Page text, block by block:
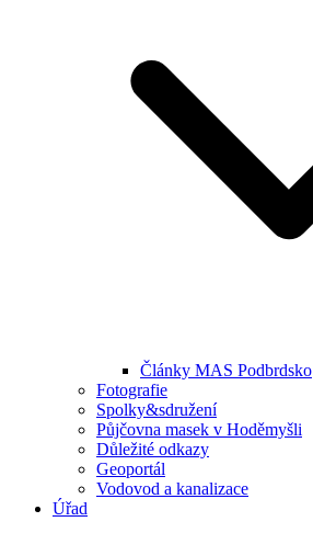
Články MAS Podbrdsko
Fotografie
Spolky&sdružení
Půjčovna masek v Hoděmyšli
Důležité odkazy
Geoportál
Vodovod a kanalizace
Úřad